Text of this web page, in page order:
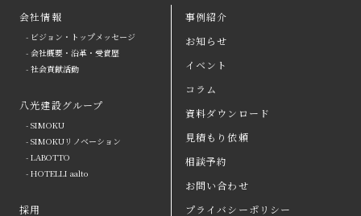
八光建設の強み
arrow
会社情報
八光建設グループ
arrow
採用
arrow
よくある質問
お問い合わせ
資料ダウンロード
取引会社の皆さまへ
プライバシーポリシー
会社情報
- ビジョン・トップメッセージ
- 会社概要・沿革・受賞歴
- 社会貢献活動
八光建設グループ
- SIMOKU
- SIMOKUリノベーション
- LABOTTO
- HOTELLI aalto
採用
事例紹介
お知らせ
イベント
コラム
資料ダウンロード
見積もり依頼
相談予約
お問い合わせ
プライバシーポリシー